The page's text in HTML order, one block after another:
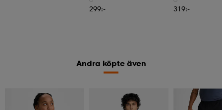
299:- 319:-
Andra köpte även